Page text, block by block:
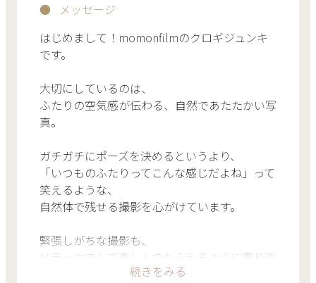
メッセージ
はじめまして！momonfilmのクロギジュンキ
です。
大切にしているのは、
ふたりの空気感が伝わる、自然であたたかい写
真。
ガチガチにポーズを決めるというより、
「いつものふたりってこんな感じだよね」って
笑えるような、
自然体で残せる撮影を心がけています。
緊張しがちな撮影も、
リラックスして楽しんでもらえるように寄り添
いますので、はじめての方もご安心ください！
続きをみる